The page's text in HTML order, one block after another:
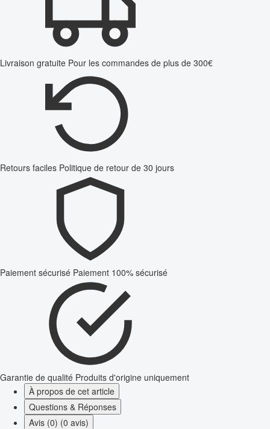
Livraison gratuite Pour les commandes de plus de 300€
Retours faciles Politique de retour de 30 jours
Paiement sécurisé Paiement 100% sécurisé
Garantie de qualité Produits d'origine uniquement
À propos de cet article
Questions & Réponses
Avis (0) (0 avis)